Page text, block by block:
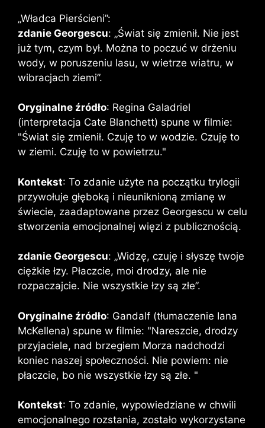
„Władca Pierścieni”:
zdanie Georgescu: „Świat się zmienił. Nie jest
już tym, czym był. Można to poczuć w drżeniu
wody, w poruszeniu lasu, w wietrze wiatru, w
wibracjach ziemi”.
Oryginalne źródło: Regina Galadriel
(interpretacja Cate Blanchett) spune w filmie:
"Świat się zmienił. Czuję to w wodzie. Czuję to
w ziemi. Czuję to w powietrzu."
Kontekst: To zdanie użyte na początku trylogii
przywołuje głęboką i nieuniknioną zmianę w
świecie, zaadaptowane przez Georgescu w celu
stworzenia emocjonalnej więzi z publicznością.
zdanie Georgescu: „Widzę, czuję i słyszę twoje
ciężkie łzy. Płaczcie, moi drodzy, ale nie
rozpaczajcie. Nie wszystkie łzy są złe”.
Oryginalne źródło: Gandalf (tłumaczenie Iana
McKellena) spune w filmie: "Nareszcie, drodzy
przyjaciele, nad brzegiem Morza nadchodzi
koniec naszej społeczności. Nie powiem: nie
płaczcie, bo nie wszystkie łzy są złe. "
Kontekst: To zdanie, wypowiedziane w chwili
emocjonalnego rozstania, zostało wykorzystane